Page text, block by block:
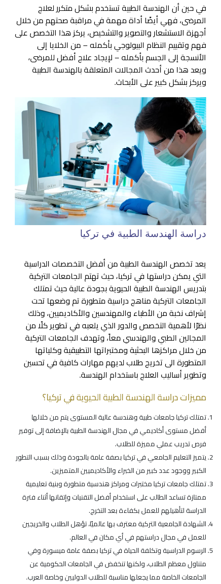
في حين أن الهندسة الطبية تستخدم بشكل متكرر لعلاج
المرضى، فهي أيضًا أداة مهمة في مراقبة صحتهم من خلال
أجهزة الاستشعار والتصوير والتشخيص، يركز هذا التخصص على
فهم وتقييم النظام البيولوجي بأكمله – من الخلايا إلى
الأنسجة إلى الجسم بأكمله – لإيجاد علاج أفضل للمرضى،
ويعد هذا من أحدث المجالات المتعلقة بالهندسة الطبية
ويركز بشكل كبير على الأبحاث.
دراسة الهندسة الطبية في تركيا
يعد تخصص الهندسة الطبية من أفضل التخصصات الدراسية
التي يمكن دراستها في تركيا، حيث تهتم الجامعات التركية
بتدريس الهندسة الطبية الحيوية بجودة عالية حيث تمتلك
الجامعات التركية مناهج دراسية متطورة تم وضعها تحت
إشراف نخبة من الأطباء والمهندسين والأكاديميين، وذلك
نظرًا لأهمية التخصص والدور الذي يلعبه في تطوير كلًا من
المجالين الطبي والهندسي معاً، وتهدف الجامعات التركية
من خلال مراكزها البحثية ومختبراتها التطبيقية وكلياتها
المتطورة الى تخريج طلاب لديهم مهارات كافية في تحسين
وتطوير أساليب العلاج باستخدام الهندسة.
مميزات دراسة الهندسة الطبية الحيوية في تركيا؟
تمتلك تركيا جامعات طبية وهندسة عالية المستوى يتم من خلالها
أفضل مستوى أكاديمي في مجال الهندسة الطبية بالإضافة إلى توفير
فرص تدريب عملي مميزة للطلاب.
يتميز التعليم الجامعي في تركيا بصفة عامة بالجودة وذلك بسبب التطور
الكبير ووجود عدد كبير من الخبراء والأكاديميين المتميزين.
تمتلك جامعات تركيا مختبرات ومراكز هندسية متطورة وبنية تعليمية
ممتازة تساعد الطالب على استخدام أفضل التقنيات وإتقانها أثناء فترة
الدراسة لتأهيلهم للعمل بكفاءة بعد التخرج.
الشهادة الجامعية التركية معترف بها عالميًا، تؤهل الطلاب والخريجين
للعمل في مجال دراستهم في أي مكان في العالم.
الرسوم الدراسية وتكلفة الحياة في تركيا بصفة عامة ميسورة وفي
متناول معظم الطلاب، ولكنها تنخفض في الجامعات الحكومية عن
الجامعات الخاصة مما يجعلها مناسبة للطلاب الدوليين وخاصة العرب.